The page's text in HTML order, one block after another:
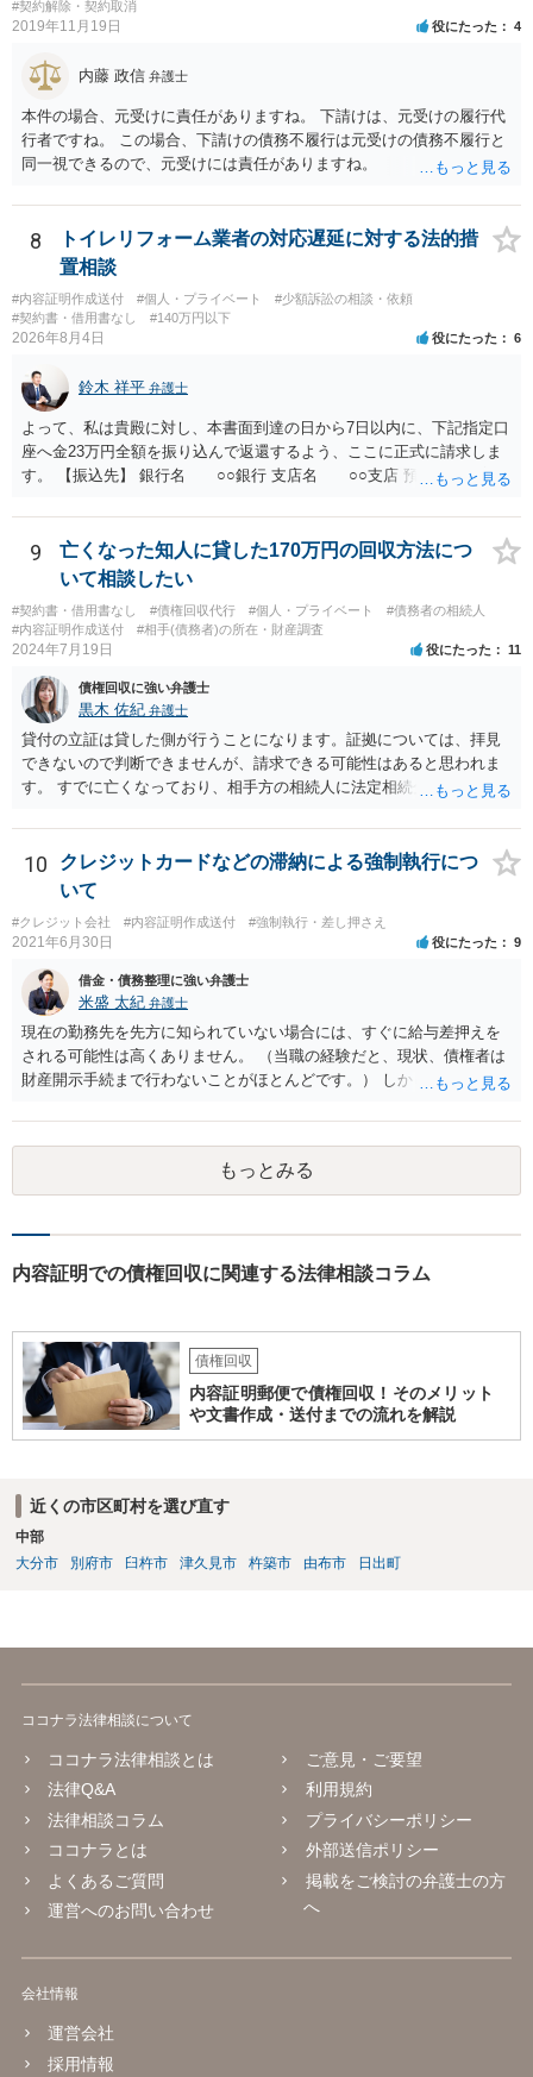
#契約解除・契約取消
2019年11月19日 役にたった 4
内藤 政信 弁護士
本件の場合、元受けに責任がありますね。 下請けは、元受けの履行代
行者ですね。 この場合、下請けの債務不履行は元受けの債務不履行と
同一視できるので、元受けには責任がありますね。
8
トイレリフォーム業者の対応遅延に対する法的措
置相談
#内容証明作成送付 #個人・プライベート
#少額訴訟の相談・依頼
#契約書・借用書なし
#140万円以下
2026年8月4日 役にたった 6
鈴木 祥平 弁護士
よって、私は貴殿に対し、本書面到達の日から7日以内に、下記指定口
座へ金23万円全額を振り込んで返還するよう、ここに正式に請求しま
す。 【振込先】 銀行名 ○○銀行 支店名 ○○支店 預金種別 普通
されない場合には、貴殿には任意に返金する意思がないものと判断
し、やむを得ず、返還金23万円及びこれに対する遅延損害金の支払い
を求める民事訴訟、支払督促その他必要な法的手続を直ちに講じま
す。 その際には、訴訟に要する費用その他法令上認められる金員につ
いても併せて請求する予定ですので、あらかじめ申し添えます。 本件
は、貴殿自らが契約を解約したことによって生じた返還義務の履行を
の内部事情は、私に対する返還義務の発生や履行時期には何ら影響を
及ぼすものではありません。 これ以上、本件の解決を不必要に遅延さ
せることなく、誠意をもって速やかに返金手続を履行されるよう、強
く求めます。 以上
9
亡くなった知人に貸した170万円の回収方法につ
いて相談したい
#契約書・借用書なし #債権回収代行 #個人・プライベート
#債務者の相続人
#内容証明作成送付
#相手(債務者)の所在・財産調査
2024年7月19日 役にたった 11
債権回収に強い弁護士
黒木 佐紀 弁護士
貸付の立証は貸した側が行うことになります。証拠については、拝見
できないので判断できませんが、請求できる可能性はあると思われま
す。 すでに亡くなっており、相手方の相続人に法定相続分に応じて請
が難しくなります。 お早めに相続人に請求していくか、それが難しい
場合は、弁護士に相談されるのがよろしいかと思います。
10
クレジットカードなどの滞納による強制執行につ
いて
#クレジット会社 #内容証明作成送付 #強制執行・差し押さえ
2021年6月30日 役にたった 9
借金・債務整理に強い弁護士
米盛 太紀 弁護士
現在の勤務先を先方に知られていない場合には、すぐに給与差押えを
される可能性は高くありません。 （当職の経験だと、現状、債権者は
財産開示手続まで行わないことがほとんどです。） しかしながら、一
況です。 そのため、分割払いが困難ということであれば破産や個人再
生も検討した方が良いと思います。 もっとも、無視をし続けたとして
も、刑事罰に問われることはありませんので、その点はご安心くださ
い。 どのような手続きを行うかは、相談者様の現在の生活状況等によ
もっとみる
内容証明での債権回収に関連する法律相談コラム
債権回収
内容証明郵便で債権回収！そのメリット
や文書作成・送付までの流れを解説
近くの市区町村を選び直す
中部
大分市
別府市 臼杵市 津久見市 杵築市 由布市 日出町
ココナラ法律相談について
ココナラ法律相談とは
法律Q&A
法律相談コラム
ココナラとは
よくあるご質問
運営へのお問い合わせ
ご意見・ご要望
利用規約
プライバシーポリシー
外部送信ポリシー
掲載をご検討の弁護士の方
へ
会社情報
運営会社
採用情報